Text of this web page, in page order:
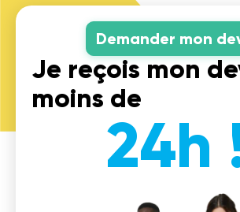
Demander mon
24h
Je reçois mon
moins de